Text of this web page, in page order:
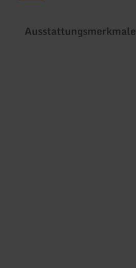
Ausstattungsmerkmale